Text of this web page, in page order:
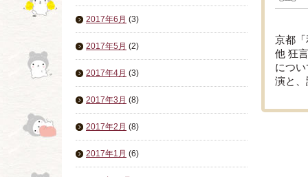
2017年6月 (3)
2017年5月 (2)
2017年4月 (3)
2017年3月 (8)
2017年2月 (8)
2017年1月 (6)
京都
他 狂
につ
演と